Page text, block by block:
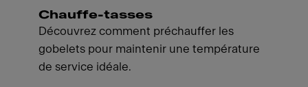
Chauffe-tasses
Découvrez comment préchauffer les
gobelets pour maintenir une température
de service idéale.